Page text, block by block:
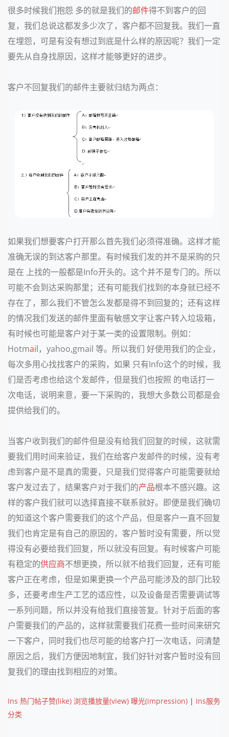
很多时候我们抱怨 多的就是我们的邮件得不到客户的回
复，我们总说这都发多少次了，客户都不回复我。我们一直
在埋怨，可是有没有想过到底是什么样的原因呢？我们一定
要先从自身找原因，这样才能够更好的进步。
客户不回复我们的邮件主要就归结为两点：
如果我们想要客户打开那么首先我们必须得准确。这样才能
准确无误的到达客户那里。有时候我们发的并不是采购的只
是在 上找的一般都是Info开头的。这个并不是专门的。所以
可能不会到达采购那里；还有可能我们找到的本身就已经不
存在了，那么我们不管怎么发都是得不到回复的；还有这样
的情况我们发送的邮件里面有敏感文字让客户转入垃圾箱，
有时候也可能是客户对于某一类的设置限制。例如：
Hotmail，yahoo,gmail 等。所以我们 好使用我们的企业，
每次多用心找找客户的采购，如果 只有Info这个的时候，我
们是否考虑也给这个发邮件，但是我们也按照 的电话打一
次电话，说明来意，要一下采购的，我想大多数公司都是会
提供给我们的。
当客户收到我们的邮件但是没有给我们回复的时候，这就需
要我们用时间来验证，我们在给客户发邮件的时候，没有考
虑到客户是不是真的需要，只是我们觉得客户可能需要就给
客户发过去了，结果客户对于我们的产品根本不感兴趣。这
样的客户我们就可以选择直接不联系就好。即便是我们确切
的知道这个客户需要我们的这个产品，但是客户一直不回复
我们也肯定是有自己的原因的，客户暂时没有需要，所以觉
得没有必要给我们回复，所以就没有回复。有时候客户可能
有稳定的供应商不想更换，所以就不给我们回复，还有可能
客户正在考虑，但是如果更换一个产品可能涉及的部门比较
多，还要考虑生产工艺的适应性，以及设备是否需要调试等
一系列问题，所以并没有给我们直接答复。针对于后面的客
户需要我们的产品的，这样就需要我们花费一些时间来研究
一下客户，同时我们也尽可能的给客户打一次电话，问清楚
原因之后，我们方便因地制宜，我们好针对客户暂时没有回
复我们的理由找到相应的对策。
Ins 热门帖子赞(like) 浏览播放量(view) 曝光(impression) | Ins服务
分类